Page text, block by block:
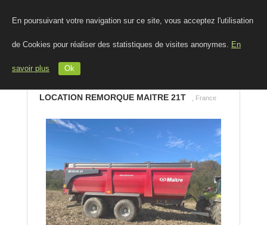
En poursuivant votre navigation sur ce site, vous acceptez l'utilisation
de Cookies pour réaliser des statistiques de visites anonymes. En
savoir plus Ok
LOCATION REMORQUE MAITRE 21T , France